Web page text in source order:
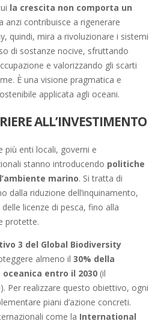
la crescita non comporta un
anzi contribuisce a rigenerare
quindi, mira a rivoluzionare i sistemi
di sostanze nocive, sfruttando
e valorizzando gli scarti
È una visione pragmatica e
applicata agli oceani.
ALL’INVESTIMENTO
più enti locali, governi e
stanno introducendo politiche
marino. Si tratta di
dalla riduzione dell’inquinamento,
licenze di pesca, fino alla
protette.
3 del Global Biodiversity
almeno il 30% della
entro il 2030 (il
Per realizzare questo obiettivo, ogni
piani d’azione concreti.
come la International